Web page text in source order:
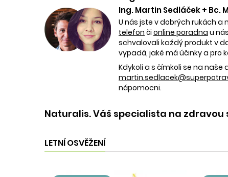
Ing. Martin Sedláček + Bc.
U nás jste v dobrých rukách
telefon či online poradna u
schvalovali každý produkt v
vypadá, jaké má účinky a pro
Kdykoli a s čímkoli se na
nápomocni.
Naturalis. Váš specialista na
LETNÍ OSVĚŽENÍ